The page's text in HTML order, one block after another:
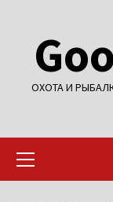
содержимому
ОХОТА И
меню